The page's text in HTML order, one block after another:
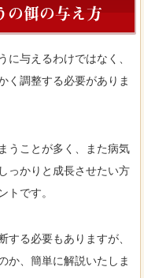
の餌の与え方
に与えるわけではなく、
く調整する必要がありま
うことが多く、また病気
っかりと成長させたい方
トです。
る必要もありますが、
か、簡単に解説いたしま